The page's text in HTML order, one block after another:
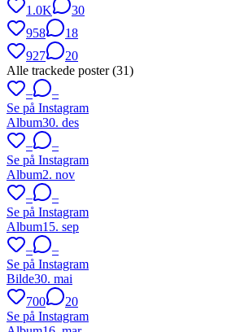
1.0K
30
958
18
927
20
Alle trackede poster (31)
–
–
Se på Instagram
Album30. des
–
–
Se på Instagram
Album2. nov
–
–
Se på Instagram
Album15. sep
–
–
Se på Instagram
Bilde30. mai
700
20
Se på Instagram